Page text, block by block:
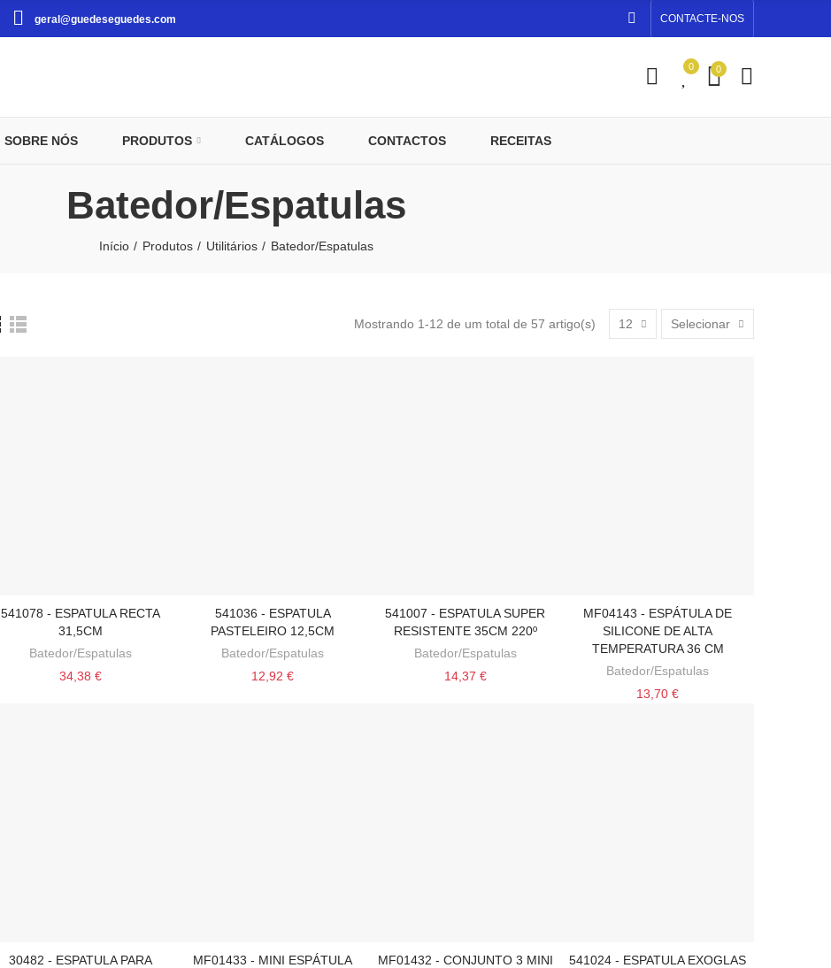
geral@guedeseguedes.com CONTACTE-NOS
0 0
SOBRE NÓS PRODUTOS CATÁLOGOS CONTACTOS RECEITAS
Batedor/Espatulas
Início Produtos Utilitários Batedor/Espatulas
Mostrando 1-12 de um total de 57 artigo(s) 12 Selecionar
ADICIONAR AO CARRINHO
541078 - ESPATULA RECTA
31,5CM
Batedor/Espatulas
34,38 €
ADICIONAR AO CARRINHO
541036 - ESPATULA
PASTELEIRO 12,5CM
Batedor/Espatulas
12,92 €
ADICIONAR AO CARRINHO
541007 - ESPATULA SUPER
RESISTENTE 35CM 220º
Batedor/Espatulas
14,37 €
ADICIONAR AO CARRINHO
MF04143 - ESPÁTULA DE
SILICONE DE ALTA
TEMPERATURA 36 CM
Batedor/Espatulas
13,70 €
ADICIONAR AO CARRINHO
30482 - ESPATULA PARA
ADICIONAR AO CARRINHO
MF01433 - MINI ESPÁTULA
ADICIONAR AO CARRINHO
MF01432 - CONJUNTO 3 MINI
ADICIONAR AO CARRINHO
541024 - ESPATULA EXOGLAS